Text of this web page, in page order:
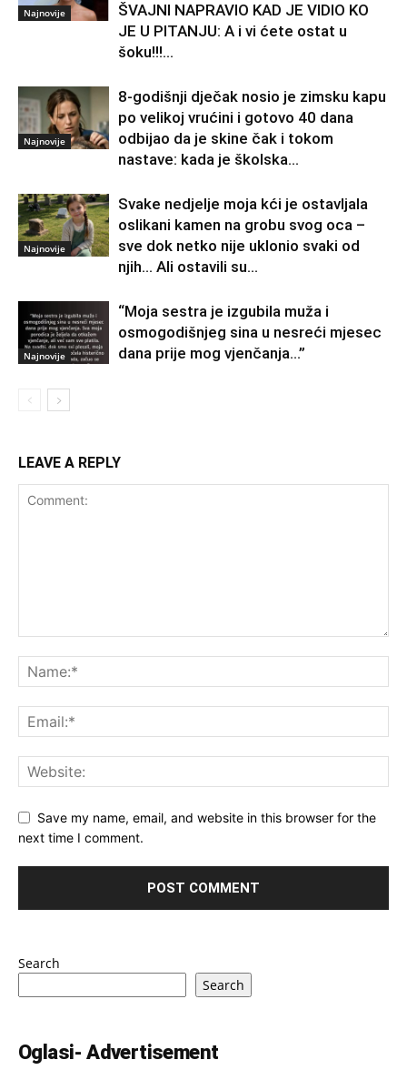
Najnovije
ŠVAJNI NAPRAVIO KAD JE VIDIO KO
JE U PITANJU: A i vi ćete ostat u
šoku!!!...
Najnovije
8-godišnji dječak nosio je zimsku kapu
po velikoj vrućini i gotovo 40 dana
odbijao da je skine čak i tokom
nastave: kada je školska...
Najnovije
Svake nedjelje moja kći je ostavljala
oslikani kamen na grobu svog oca –
sve dok netko nije uklonio svaki od
njih… Ali ostavili su...
Najnovije
“Moja sestra je izgubila muža i
osmogodišnjeg sina u nesreći mjesec
dana prije mog vjenčanja…”
LEAVE A REPLY
Save my name, email, and website in this browser for the
next time I comment.
Search
Search
Oglasi- Advertisement